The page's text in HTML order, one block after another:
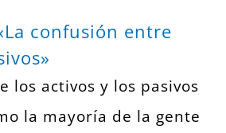
confusión entre
los activos y los pasivos
la mayoría de la gente